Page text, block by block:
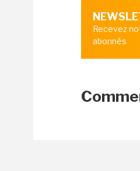
Recevez
abonnés